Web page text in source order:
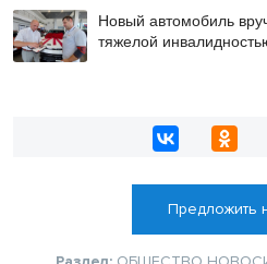
Новый автомобиль
тяжелой
Предложить